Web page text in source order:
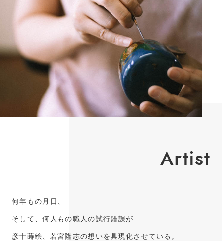
Artist
何年もの月日、
そして、何人もの職人の試行錯誤が
彦十蒔絵、若宮隆志の想いを具現化させている。